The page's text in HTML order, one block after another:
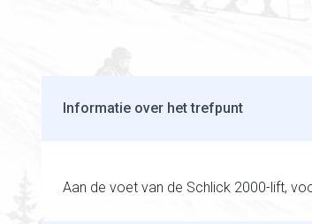
Informatie over het trefpunt
Aan de voet van de Schlick 2000-lift,